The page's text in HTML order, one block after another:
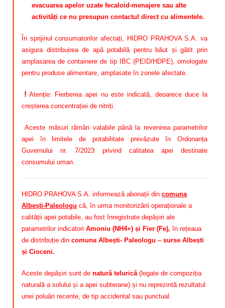
evacuarea apelor uzate fecaloid-menajere sau alte
activități ce nu presupun contactul direct cu alimentele.
În sprijinul consumatorilor afectați, HIDRO PRAHOVA S.A. va
asigura distribuirea de apă potabilă pentru băut și gătit prin
amplasarea de containere de tip IBC (PEID/HDPE), omologate
pentru produse alimentare, amplasate în zonele afectate.
Atenție: Fierberea apei nu este indicată, deoarece duce la
creșterea concentrației de nitriți.
Aceste măsuri rămân valabile până la revenirea parametrilor
apei în limitele de potabilitate prevăzute în Ordonanța
Guvernului nr. 7/2023 privind calitatea apei destinate
consumului uman.
HIDRO PRAHOVA S.A. informează abonații din comuna
Albești-Paleologu că, în urma monitorizării operaționale a
calității apei potabile, au fost înregistrate depășiri ale
parametrilor indicatori Amoniu (NH4+) și Fier (Fe), în rețeaua
de distribuție din comuna Albești- Paleologu – surse Albești
și Cioceni.
Aceste depășiri sunt de natură telurică (legate de compoziția
naturală a solului și a apei subterane) și nu reprezintă rezultatul
unei poluări recente, de tip accidental sau punctual.